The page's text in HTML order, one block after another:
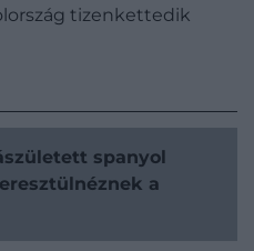
tizenkettedik
spanyol
a